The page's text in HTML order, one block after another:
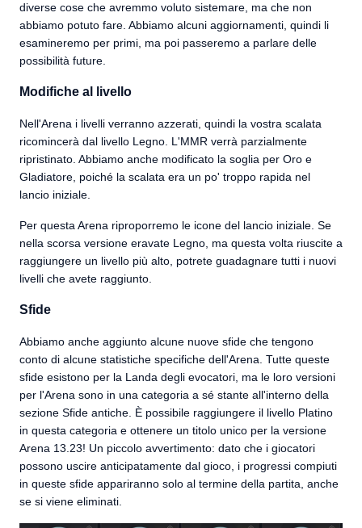
diverse cose che avremmo voluto sistemare, ma che non
abbiamo potuto fare. Abbiamo alcuni aggiornamenti, quindi li
esamineremo per primi, ma poi passeremo a parlare delle
possibilità future.
Modifiche al livello
Nell'Arena i livelli verranno azzerati, quindi la vostra scalata
ricomincerà dal livello Legno. L'MMR verrà parzialmente
ripristinato. Abbiamo anche modificato la soglia per Oro e
Gladiatore, poiché la scalata era un po' troppo rapida nel
lancio iniziale.
Per questa Arena riproporremo le icone del lancio iniziale. Se
nella scorsa versione eravate Legno, ma questa volta riuscite a
raggiungere un livello più alto, potrete guadagnare tutti i nuovi
livelli che avete raggiunto.
Sfide
Abbiamo anche aggiunto alcune nuove sfide che tengono
conto di alcune statistiche specifiche dell'Arena. Tutte queste
sfide esistono per la Landa degli evocatori, ma le loro versioni
per l'Arena sono in una categoria a sé stante all'interno della
sezione Sfide antiche. È possibile raggiungere il livello Platino
in questa categoria e ottenere un titolo unico per la versione
Arena 13.23! Un piccolo avvertimento: dato che i giocatori
possono uscire anticipatamente dal gioco, i progressi compiuti
in queste sfide appariranno solo al termine della partita, anche
se si viene eliminati.